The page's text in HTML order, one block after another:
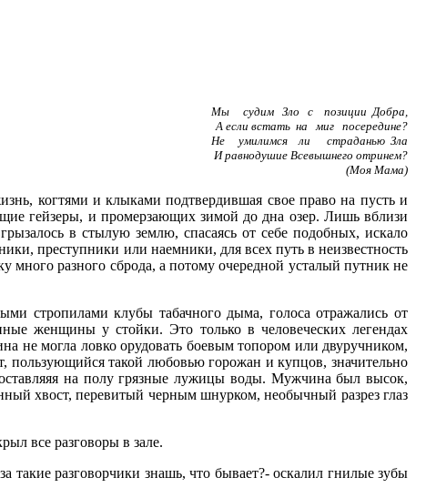
Мы судим Зло с позиции Добра,
А если встать на миг посередине?
Не умилимся ли страданью Зла
И равнодушие Всевышнего отринем?
(Моя Мама)
когтями и клыками подтвердившая свое право на пусть и
гейзеры, и промерзающих зимой до дна озер. Лишь вблизи
в стылую землю, спасаясь от себе подобных, искало
преступники или наемники, для всех путь в неизвестность
много разного сброда, а потому очередной усталый путник не
стропилами клубы табачного дыма, голоса отражались от
женщины у стойки. Это только в человеческих легендах
могла ловко орудовать боевым топором или двуручником,
пользующийся такой любовью горожан и купцов, значительно
на полу грязные лужицы воды. Мужчина был высок,
хвост, перевитый черным шнурком, необычный разрез глаз
все разговоры в зале.
такие разговорчики знашь, что бывает?- оскалил гнилые зубы